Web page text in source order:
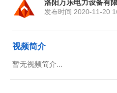
洛阳万乐电力设备有
发布时间 2020-11-20
视频简介
暂无视频简介...